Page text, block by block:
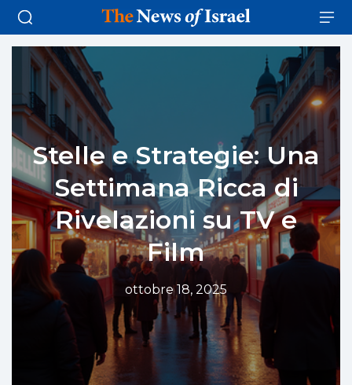
Stelle e Strategie: Una
Settimana Ricca di
Rivelazioni su TV e
Film
ottobre 18, 2025